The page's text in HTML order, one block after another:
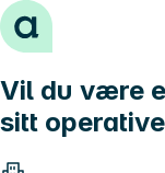
Hopp til innhold
Vil du være
sitt